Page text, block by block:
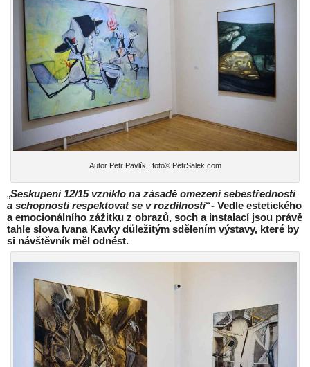
Autor Petr Pavlík , foto© PetrSalek.com
„Seskupení 12/15 vzniklo na zásadě omezení sebestřednosti
a schopnosti respektovat se v rozdílnosti“- Vedle estetického
a emocionálního zážitku z obrazů, soch a instalací jsou právě
tahle slova Ivana Kavky důležitým sdělením výstavy, které by
si návštěvník měl odnést.